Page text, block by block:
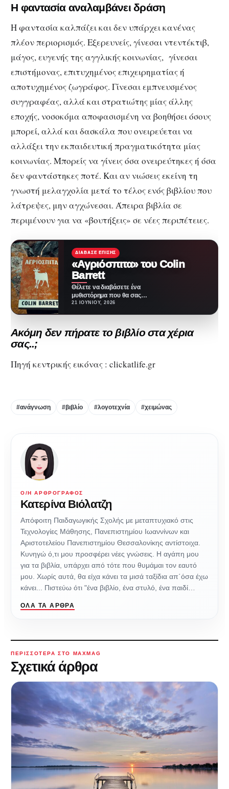
Η φαντασία αναλαμβάνει δράση
Η φαντασία καλπάζει και δεν υπάρχει κανένας
πλέον περιορισμός. Εξερευνείς, γίνεσαι ντεντέκτιβ,
μάγος, ευγενής της αγγλικής κοινωνίας, γίνεσαι
επιστήμονας, επιτυχημένος επιχειρηματίας ή
αποτυχημένος ζωγράφος. Γίνεσαι εμπνευσμένος
συγγραφέας, αλλά και στρατιώτης μίας άλλης
εποχής, νοσοκόμα αποφασισμένη να βοηθήσει όσους
μπορεί, αλλά και δασκάλα που ονειρεύεται να
αλλάξει την εκπαιδευτική πραγματικότητα μίας
κοινωνίας. Μπορείς να γίνεις όσα ονειρεύτηκες ή όσα
δεν φαντάστηκες ποτέ. Και αν νιώσεις εκείνη τη
γνωστή μελαγχολία μετά το τέλος ενός βιβλίου που
λάτρεψες, μην αγχώνεσαι. Άπειρα βιβλία σε
περιμένουν για να «βουτήξεις» σε νέες περιπέτειες.
ΔΙΆΒΑΣΕ ΕΠΊΣΗΣ
«Αγριόσπιτα» του Colin
Barrett
Θέλετε να διαβάσετε ένα
μυθιστόρημα που θα σας
ταξιδέψει στην καρδιά της
21 ΙΟΥΝΊΟΥ, 2026
Ακόμη δεν πήρατε το βιβλίο στα χέρια
σας..;
Πηγή κεντρικής εικόνας : clickatlife.gr
#ανάγνωση #βιβλίο #λογοτεχνία #χειμώνας
Ο/Η ΑΡΘΡΟΓΡΆΦΟΣ
Κατερίνα Βιόλατζη
Απόφοιτη Παιδαγωγικής Σχολής με μεταπτυχιακό στις
Τεχνολογίες Μάθησης, Πανεπιστημίου Ιωαννίνων και
Αριστοτελείου Πανεπιστημίου Θεσσαλονίκης αντίστοιχα.
Κυνηγώ ό,τι μου προσφέρει νέες γνώσεις. Η αγάπη μου
για τα βιβλία, υπάρχει από τότε που θυμάμαι τον εαυτό
μου. Χωρίς αυτά, θα είχα κάνει τα μισά ταξίδια απ΄όσα έχω
κάνει... Πιστεύω ότι "ένα βιβλίο, ένα στυλό, ένα παιδί…
ΌΛΑ ΤΑ ΆΡΘΡΑ
ΠΕΡΙΣΣΌΤΕΡΑ ΣΤΟ MAXMAG
Σχετικά άρθρα